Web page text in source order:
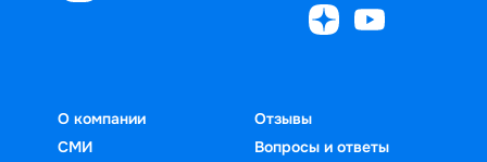
О компании
СМИ
Отзывы
Вопросы и ответы